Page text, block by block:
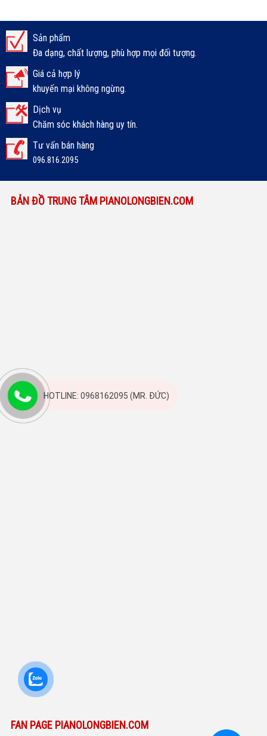
Sản phẩm
Đa dạng, chất lượng, phù hợp mọi đối tượng.
Giá cả hợp lý
khuyến mại không ngừng.
Dịch vụ
Chăm sóc khách hàng uy tín.
Tư vấn bán hàng
096.816.2095
BẢN ĐỒ TRUNG TÂM PIANOLONGBIEN.COM
FAN PAGE PIANOLONGBIEN.COM
HOTLINE: 0968162095 (MR. ĐỨC)